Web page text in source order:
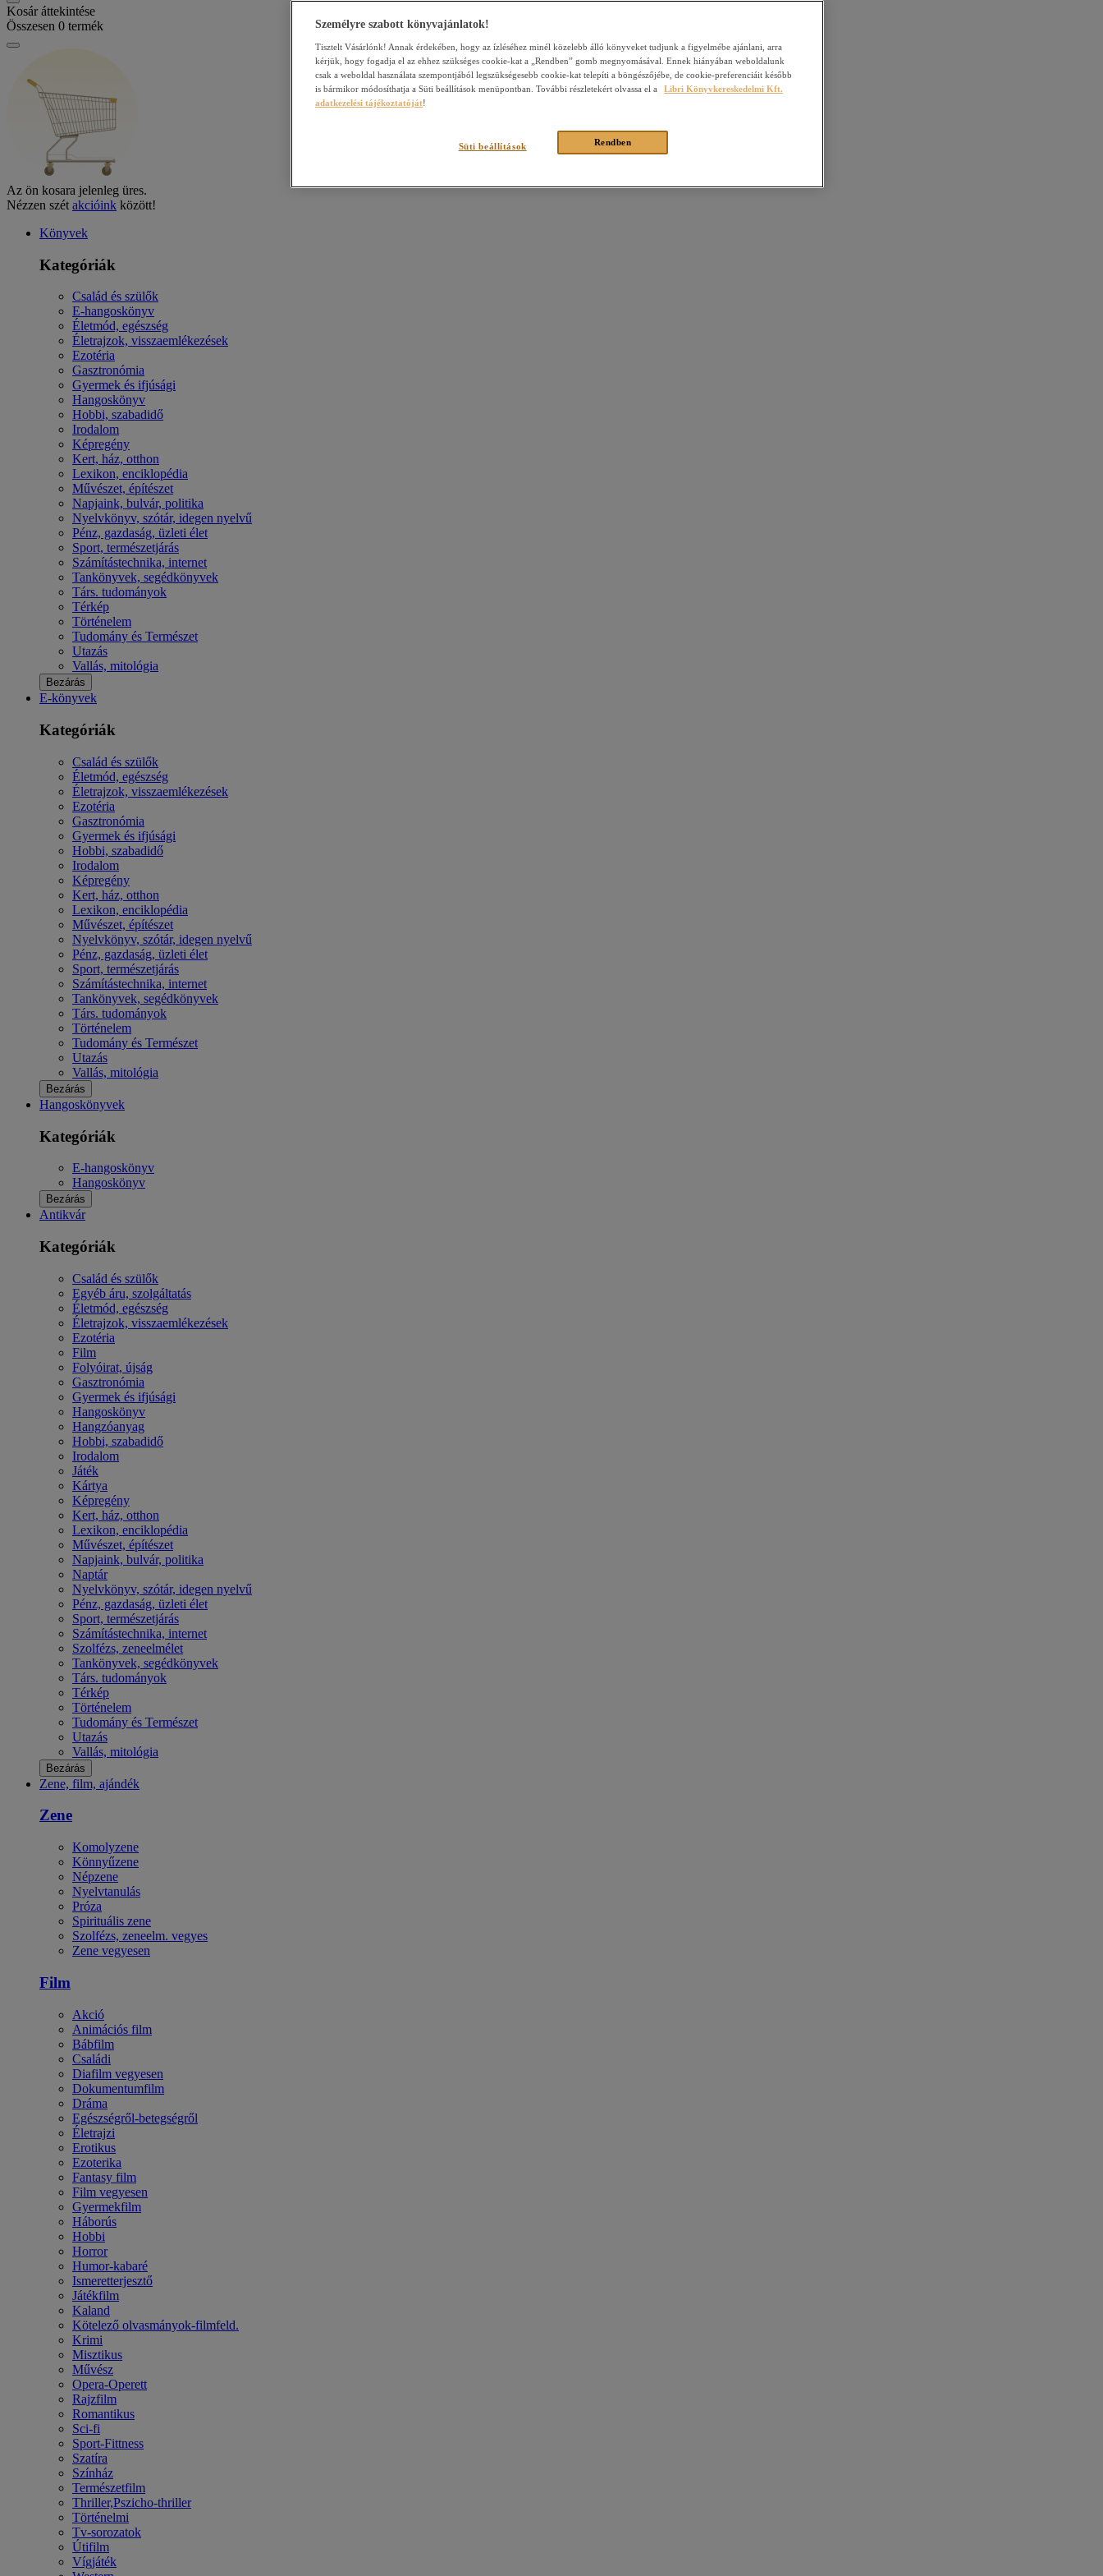
Kosár áttekintése
Összesen 0 termék
Az ön kosara jelenleg üres.
Nézzen szét akcióink között!
Könyvek
Kategóriák
Család és szülők
E-hangoskönyv
Életmód, egészség
Életrajzok, visszaemlékezések
Ezotéria
Gasztronómia
Gyermek és ifjúsági
Hangoskönyv
Hobbi, szabadidő
Irodalom
Képregény
Kert, ház, otthon
Lexikon, enciklopédia
Művészet, építészet
Napjaink, bulvár, politika
Nyelvkönyv, szótár, idegen nyelvű
Pénz, gazdaság, üzleti élet
Sport, természetjárás
Számítástechnika, internet
Tankönyvek, segédkönyvek
Társ. tudományok
Térkép
Történelem
Tudomány és Természet
Utazás
Vallás, mitológia
Bezárás
E-könyvek
Kategóriák
Család és szülők
Életmód, egészség
Életrajzok, visszaemlékezések
Ezotéria
Gasztronómia
Gyermek és ifjúsági
Hobbi, szabadidő
Irodalom
Képregény
Kert, ház, otthon
Lexikon, enciklopédia
Művészet, építészet
Nyelvkönyv, szótár, idegen nyelvű
Pénz, gazdaság, üzleti élet
Sport, természetjárás
Számítástechnika, internet
Tankönyvek, segédkönyvek
Társ. tudományok
Történelem
Tudomány és Természet
Utazás
Vallás, mitológia
Bezárás
Hangoskönyvek
Kategóriák
E-hangoskönyv
Hangoskönyv
Bezárás
Antikvár
Kategóriák
Család és szülők
Egyéb áru, szolgáltatás
Életmód, egészség
Életrajzok, visszaemlékezések
Ezotéria
Film
Folyóirat, újság
Gasztronómia
Gyermek és ifjúsági
Hangoskönyv
Hangzóanyag
Hobbi, szabadidő
Irodalom
Játék
Kártya
Képregény
Kert, ház, otthon
Lexikon, enciklopédia
Művészet, építészet
Napjaink, bulvár, politika
Naptár
Nyelvkönyv, szótár, idegen nyelvű
Pénz, gazdaság, üzleti élet
Sport, természetjárás
Számítástechnika, internet
Szolfézs, zeneelmélet
Tankönyvek, segédkönyvek
Társ. tudományok
Térkép
Történelem
Tudomány és Természet
Utazás
Vallás, mitológia
Bezárás
Zene, film, ajándék
Zene
Komolyzene
Könnyűzene
Népzene
Nyelvtanulás
Próza
Spirituális zene
Szolfézs, zeneelm. vegyes
Zene vegyesen
Film
Akció
Animációs film
Bábfilm
Családi
Diafilm vegyesen
Dokumentumfilm
Dráma
Egészségről-betegségről
Életrajzi
Erotikus
Ezoterika
Fantasy film
Film vegyesen
Gyermekfilm
Háborús
Hobbi
Horror
Humor-kabaré
Ismeretterjesztő
Játékfilm
Kaland
Kötelező olvasmányok-filmfeld.
Krimi
Misztikus
Művész
Opera-Operett
Rajzfilm
Romantikus
Sci-fi
Sport-Fittness
Szatíra
Színház
Természetfilm
Thriller,Pszicho-thriller
Történelmi
Tv-sorozatok
Útifilm
Vígjáték
Személyre szabott könyvajánlatok!
Tisztelt Vásárlónk! Annak érdekében, hogy az ízléséhez minél közelebb álló könyveket tudjunk a figyelmébe ajánlani, arra
kérjük, hogy fogadja el az ehhez szükséges cookie-kat a „Rendben” gomb megnyomásával. Ennek hiányában weboldalunk
csak a weboldal használata szempontjából legszükségesebb cookie-kat telepíti a böngészőjébe, de cookie-preferenciáit később
is bármikor módosíthatja a Süti beállítások menüpontban. További részletekért olvassa el a
Libri Könyvkereskedelmi Kft.
adatkezelési tájékoztatóját!
Rendben
Süti beállítások